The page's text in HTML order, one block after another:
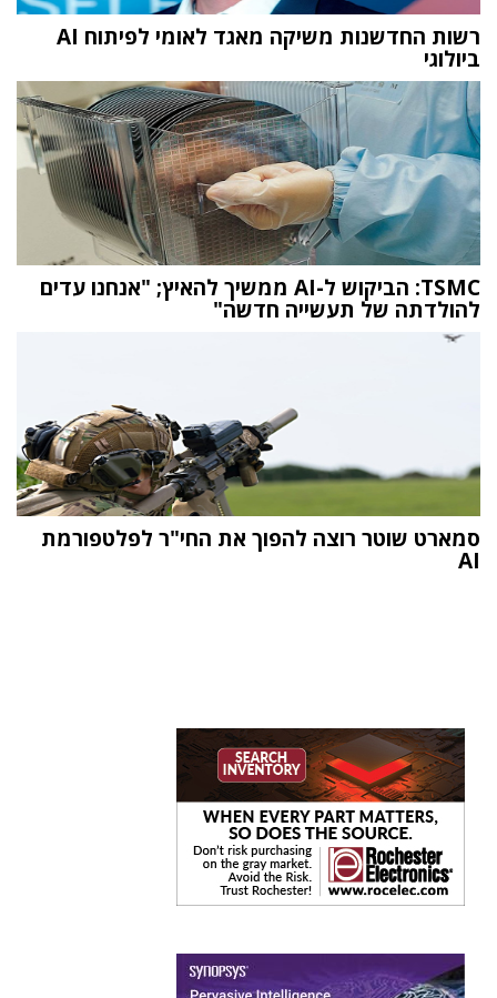
רשות החדשנות משיקה מאגד לאומי לפיתוח AI
ביולוגי
TSMC: הביקוש ל-AI ממשיך להאיץ; "אנחנו עדים
להולדתה של תעשייה חדשה"
סמארט שוטר רוצה להפוך את החי"ר לפלטפורמת
AI